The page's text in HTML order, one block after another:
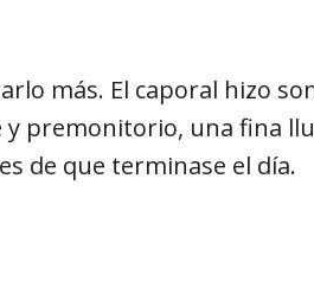
más. El caporal hizo
premonitorio, una fina
de que terminase el día.